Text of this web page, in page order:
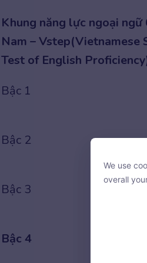
Khung năng lực ngoại
Nam – Vstep(Vietnamese
Test of English
Bậc 1
Bậc 2
Bậc 3
Bậc 4
We use
overall
We use
overall